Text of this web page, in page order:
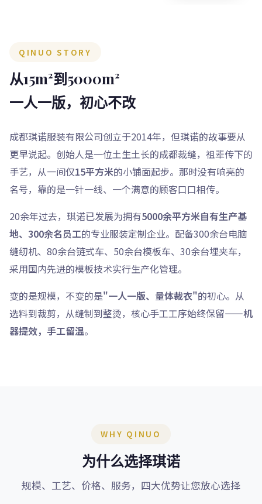
QINUO STORY
从15m²到5000m²
一人一版，初心不改
成都琪诺服装有限公司创立于2014年，但琪诺的故事要从
更早说起。创始人是一位土生土长的成都裁缝，祖辈传下的
手艺，从一间仅15平方米的小铺面起步。那时没有响亮的
名号，靠的是一针一线、一个满意的顾客口口相传。
20余年过去，琪诺已发展为拥有5000余平方米自有生产基
地、300余名员工的专业服装定制企业。配备300余台电脑
缝纫机、80余台链式车、50余台模板车、30余台埋夹车，
采用国内先进的模板技术实行生产化管理。
变的是规模，不变的是"一人一版、量体裁衣"的初心。从
选料到裁剪，从缝制到整烫，核心手工工序始终保留——机
器提效，手工留温。
WHY QINUO
为什么选择琪诺
规模、工艺、价格、服务，四大优势让您放心选择